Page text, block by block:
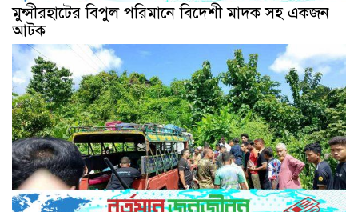
মুন্সীরহাটের বিপুল পরিমানে বিদেশী মাদক সহ একজন
আটক